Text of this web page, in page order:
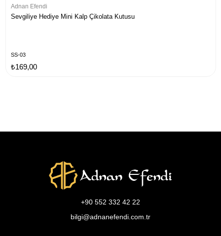
Adnan Efendi
Sevgiliye Hediye Mini Kalp Çikolata Kutusu
SS-03
₺169,00
+90 552 332 42 22
bilgi@adnanefendi.com.tr